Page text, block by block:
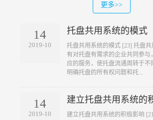
更多>>
14
2019-10
托盘共用系统的模式
托盘共用系统的模式 [23] 托盘
有对托盘有需求的企业共同参与
应的服务，使托盘流通周转于不
明确托盘的所有权问题和托...
14
2019-10
建立托盘共用系统的
建立托盘共用系统的积极影响